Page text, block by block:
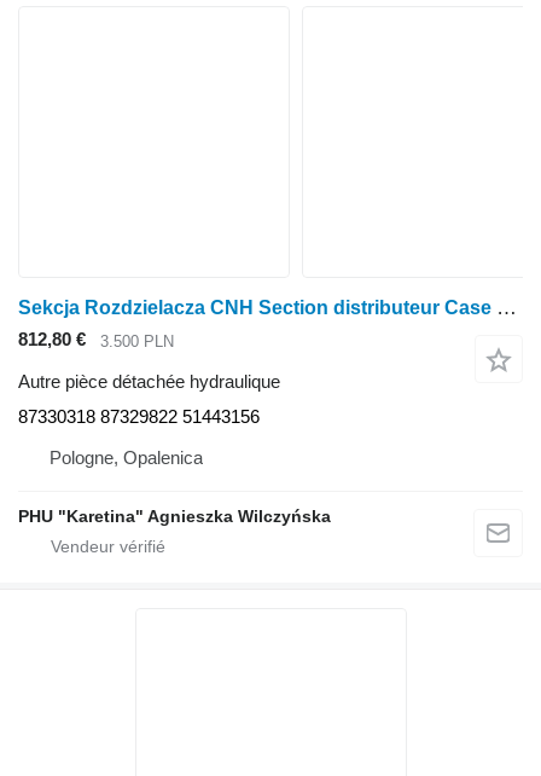
Sekcja Rozdzielacza CNH Section distributeur Case Puma / New Holland 230 87330318 873298 pour tracteur à roues Case IH Puma / New Holland 230
812,80 € 3.500 PLN
Autre pièce détachée hydraulique
87330318 87329822 51443156
Pologne, Opalenica
PHU "Karetina" Agnieszka Wilczyńska